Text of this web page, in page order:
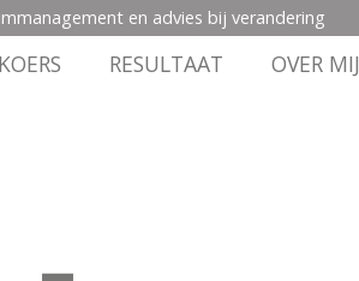
en advies bij verandering
RESULTAAT OVER MIJ